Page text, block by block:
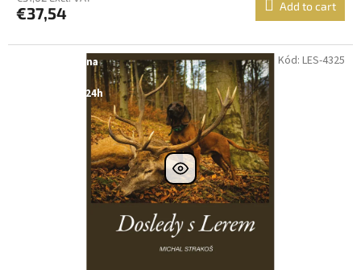
€37,54 Add to cart
Dostupné i na
Dostupnost 24h
Kód: LES-4325